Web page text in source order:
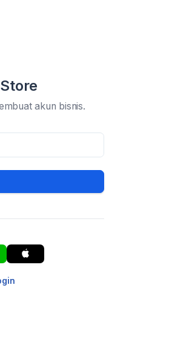
akun bisnis.